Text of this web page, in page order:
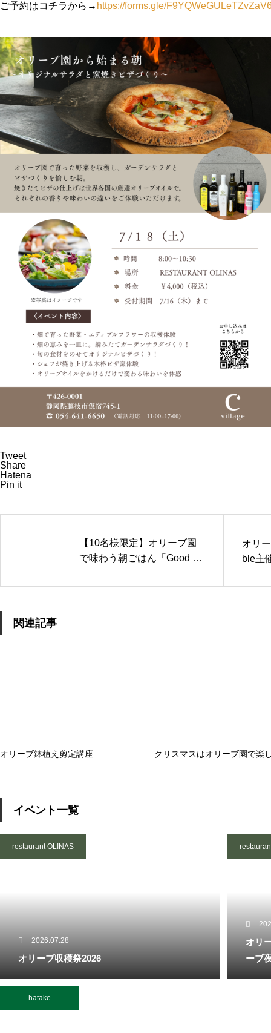
生監修 crea farmスタッフによ
OLIVE JAPAN 2026で金賞受賞
しました
FLOS OLEI 2026 に選ばれまし
た
藤枝オリーブ園（crea village）
2023収穫祭を開催いたしました
crea farm から2023年オリーブ
ご予約はコチラから→ https://forms.gle/
Tweet
Share
Hatena
Pin it
【10名様限定】オリーブ園
で味わう朝ごはん「Good M
オリ
ble主
関連記事
オリーブ鉢植え剪定講座 クリスマスはオリーブ園で楽
イベント一覧
restaurant OLINAS
2026.07.28
オリーブ収穫祭2026
オリ
ーブ
hatake